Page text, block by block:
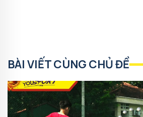
BÀI VIẾT CÙNG CHỦ ĐỀ